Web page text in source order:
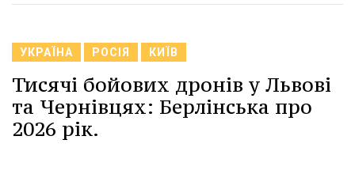
УКРАЇНА РОСІЯ КИЇВ
Тисячі бойових дронів у Львові
та Чернівцях: Берлінська про
2026 рік.